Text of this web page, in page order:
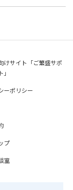
けサイト「ご繁盛サポ
ーポリシー
プ
室